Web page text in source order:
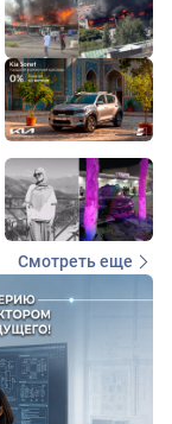
Смотреть еще